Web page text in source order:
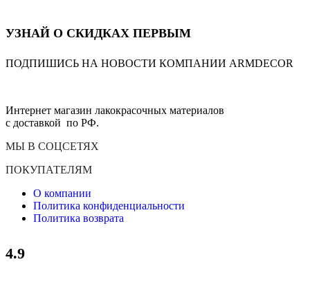
УЗНАЙ О СКИДКАХ ПЕРВЫМ
ПОДПИШИСЬ НА НОВОСТИ КОМПАНИИ ARMDECOR
Интернет магазин лакокрасочных материалов
с доставкой по РФ.
МЫ В СОЦСЕТЯХ
ПОКУПАТЕЛЯМ
О компании
Политика конфиденциальности
Политика возврата
4.9